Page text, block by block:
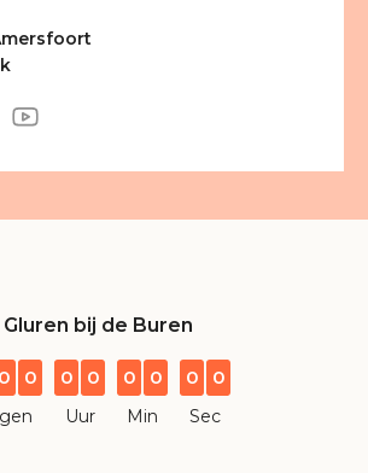
Gluren bij de Buren
0 0 0 0
Uur
0 0
Min
0 0
Sec